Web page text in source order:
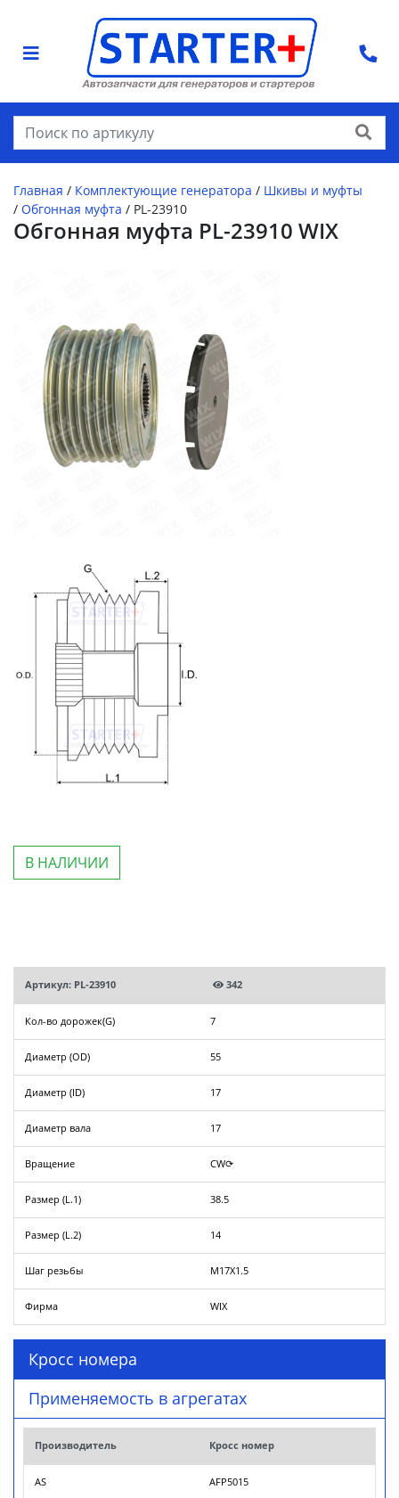
Найти
Главная / Комплектующие генератора / Шкивы и муфты
/ Обгонная муфта / PL-23910
Обгонная муфта PL-23910 WIX
В НАЛИЧИИ
Артикул: PL-23910 342
Кол-во дорожек(G) 7
Диаметр (OD) 55
Диаметр (ID) 17
Диаметр вала 17
Вращение CW⟳
Размер (L.1) 38.5
Размер (L.2) 14
Шаг резьбы M17X1.5
Фирма WIX
Кросс номера
Применяемость в агрегатах
Производитель Кросс номер
AS AFP5015